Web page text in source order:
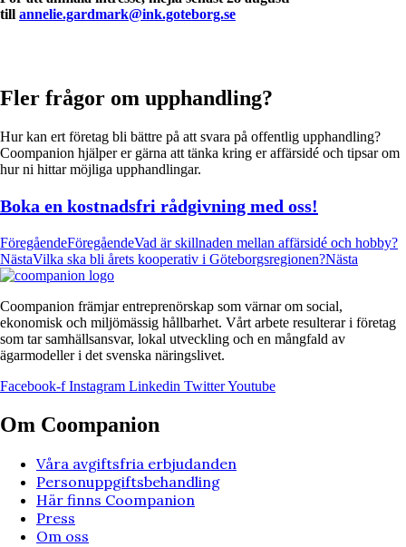
till annelie.gardmark@ink.goteborg.se
Fler frågor om upphandling?
Hur kan ert företag bli bättre på att svara på offentlig upphandling?
Coompanion hjälper er gärna att tänka kring er affärsidé och tipsar om
hur ni hittar möjliga upphandlingar.
Boka en kostnadsfri rådgivning med oss!
FöregåendeFöregåendeVad är skillnaden mellan affärsidé och hobby?
NästaVilka ska bli årets kooperativ i Göteborgsregionen?Nästa
Coompanion främjar entreprenörskap som värnar om social,
ekonomisk och miljömässig hållbarhet. Vårt arbete resulterar i företag
som tar samhällsansvar, lokal utveckling och en mångfald av
ägarmodeller i det svenska näringslivet.
Facebook-f Instagram Linkedin TwitterYoutube
Om Coompanion
Våra avgiftsfria erbjudanden
Personuppgiftsbehandling
Här finns Coompanion
Press
Om oss